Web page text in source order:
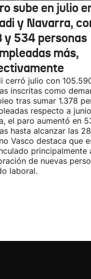
sube en julio
y Navarra,
y 534 personas
más,
cerró julio con
inscritas como
tras sumar 1.378
respecto a
el paro aumentó en
hasta alcanzar las
Vasco destaca que
principalmente
de nuevas
laboral.